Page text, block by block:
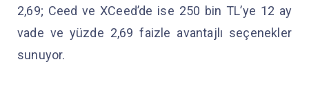
2,69; Ceed ve XCeed’de ise 250 bin TL’ye 12 ay
vade ve yüzde 2,69 faizle avantajlı seçenekler
sunuyor.